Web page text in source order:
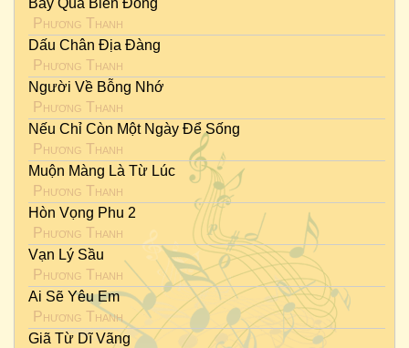
Bay Qua Biển Đông
Phương Thanh
Dấu Chân Địa Đàng
Phương Thanh
Người Về Bỗng Nhớ
Phương Thanh
Nếu Chỉ Còn Một Ngày Để Sống
Phương Thanh
Muộn Màng Là Từ Lúc
Phương Thanh
Hòn Vọng Phu 2
Phương Thanh
Vạn Lý Sầu
Phương Thanh
Ai Sẽ Yêu Em
Phương Thanh
Giã Từ Dĩ Vãng